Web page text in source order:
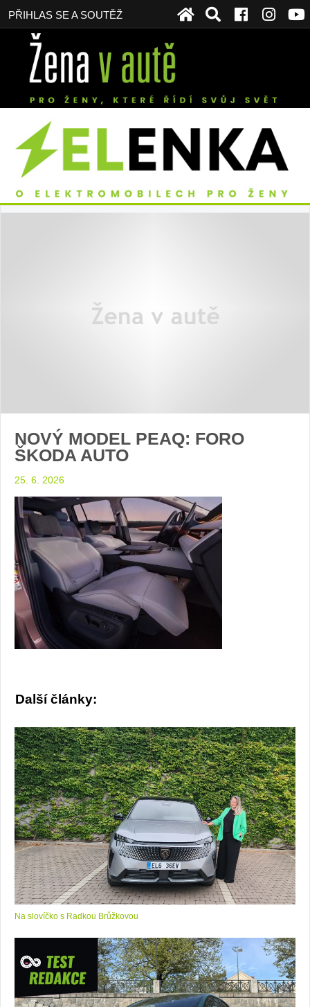
PŘIHLAS SE A SOUTĚŽ
NOVÝ MODEL PEAQ: FORO
ŠKODA AUTO
25. 6. 2026
Další články:
Na slovíčko s Radkou Brůžkovou